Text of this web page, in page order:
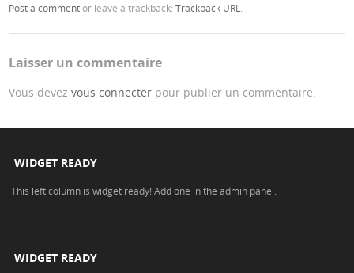
Post a commentor leave a trackback:Trackback URL
Laisser un commentaire
Vous devezvous connecter pour publier un commentaire.
WIDGET READY
This left column is widget ready! Add one in the admin panel.
WIDGET READY